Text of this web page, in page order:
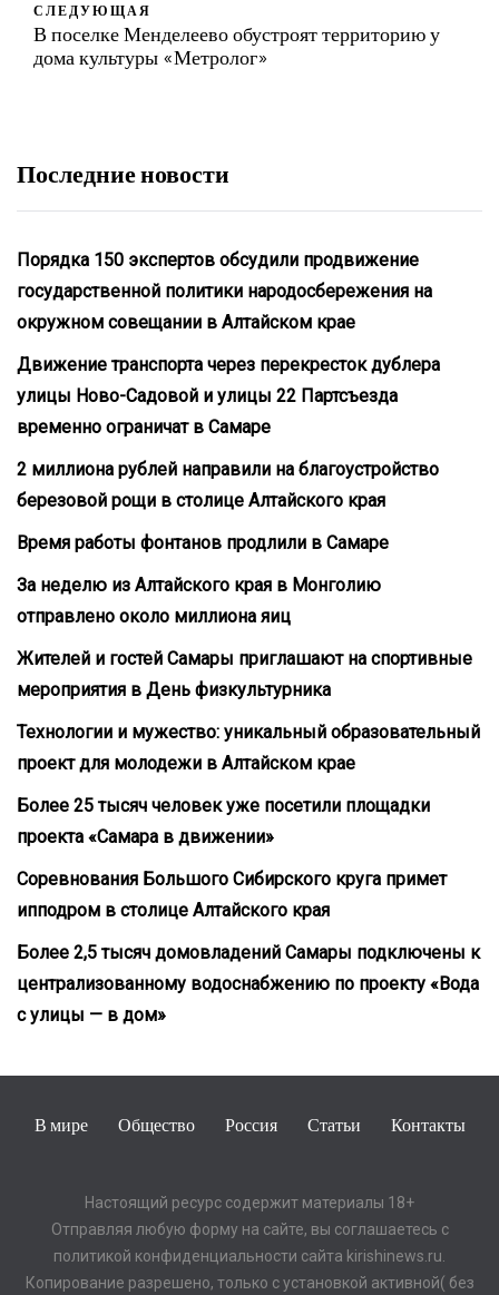
СЛЕДУЮЩАЯ
В поселке Менделеево обустроят территорию у
дома культуры «Метролог»
Последние новости
Порядка 150 экспертов обсудили продвижение
государственной политики народосбережения на
окружном совещании в Алтайском крае
Движение транспорта через перекресток дублера
улицы Ново-Садовой и улицы 22 Партсъезда
временно ограничат в Самаре
2 миллиона рублей направили на благоустройство
березовой рощи в столице Алтайского края
Время работы фонтанов продлили в Самаре
За неделю из Алтайского края в Монголию
отправлено около миллиона яиц
Жителей и гостей Самары приглашают на спортивные
мероприятия в День физкультурника
Технологии и мужество: уникальный образовательный
проект для молодежи в Алтайском крае
Более 25 тысяч человек уже посетили площадки
проекта «Самара в движении»
Соревнования Большого Сибирского круга примет
ипподром в столице Алтайского края
Более 2,5 тысяч домовладений Самары подключены к
централизованному водоснабжению по проекту «Вода
с улицы — в дом»
В мире Общество Россия Статьи Контакты
Настоящий ресурс содержит материалы 18+
Отправляя любую форму на сайте, вы соглашаетесь с
политикой конфиденциальности сайта kirishinews.ru.
Копирование разрешено, только с установкой активной( без